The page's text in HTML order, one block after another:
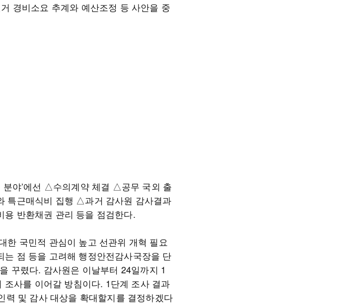
경비소요 추계와 예산조정 등 사안을 중
분야’에선 △수의계약 체결 △공무 국외 출
특근매식비 집행 △과거 감사원 감사결과
반환채권 관리 등을 점검한다.
한 국민적 관심이 높고 선관위 개혁 필요
는 점 등을 고려해 행정안전감사국장을 단
꾸렸다. 감사원은 이날부터 24일까지 1
조사를 이어갈 방침이다. 1단계 조사 결과
력 및 감사 대상을 확대할지를 결정하겠다